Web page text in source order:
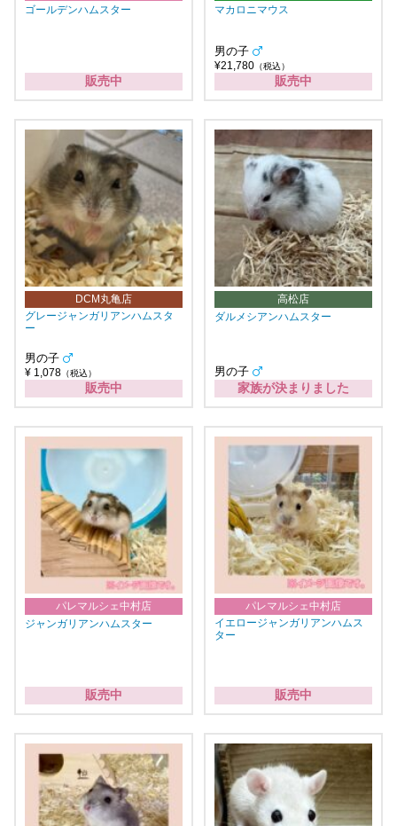
ゴールデンハムスター
販売中
マカロニマウス
男の子
¥21,780 （税込）
販売中
DCM丸亀店
グレージャンガリアンハムスタ
ー
男の子
¥ 1,078 （税込）
販売中
高松店
ダルメシアンハムスター
男の子
家族が決まりました
パレマルシェ中村店
ジャンガリアンハムスター
販売中
パレマルシェ中村店
イエロージャンガリアンハムス
ター
販売中